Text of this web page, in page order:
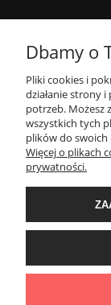
Wyposażenie
sklep@lazienki.eco |
Stoń |
Dbamy o
Pliki cookies i
działanie strony
potrzeb. Możesz
wszystkich tych
plików do swoich
Więcej o plikach
prywatności.